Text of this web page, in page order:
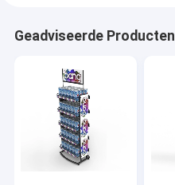
Geadviseerde Producten